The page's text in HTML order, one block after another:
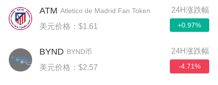
ATM Atletico de Madrid Fan Token
美元价格：$1.61
24H涨跌幅
+0.97%
BYND BYND币
美元价格：$2.57
24H涨跌幅
-4.71%